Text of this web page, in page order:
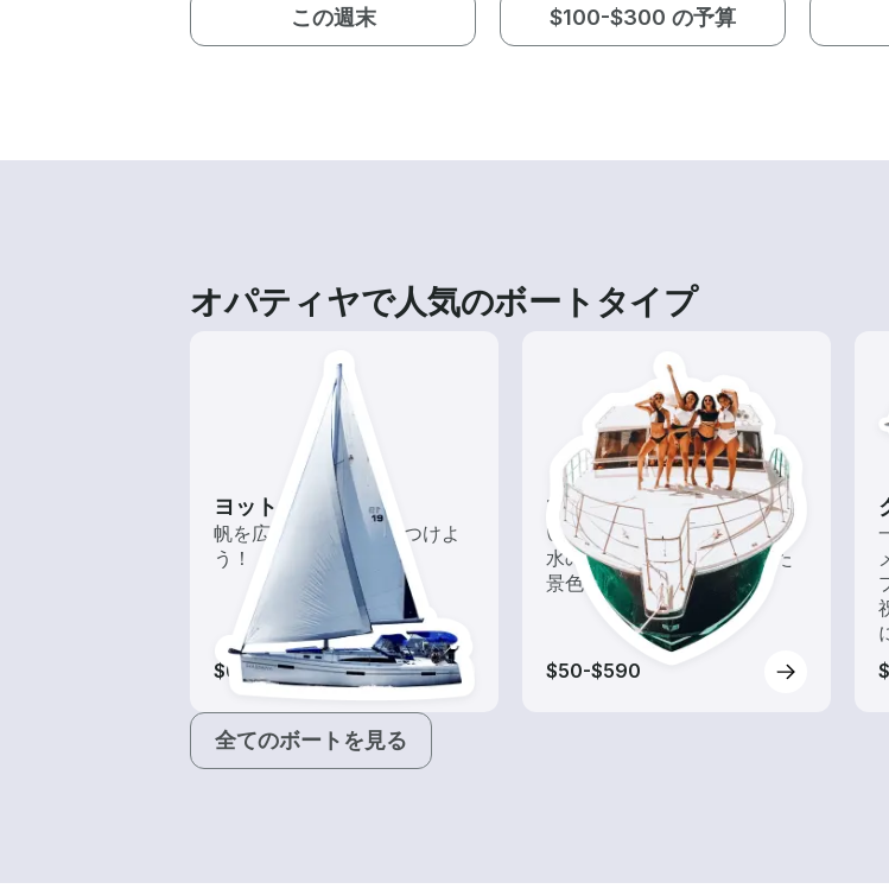
この週末 $100-$300 の予算
オパティヤで人気のボートタイプ
ヨット
帆を広げて風を味方につけよ
う！
$65-$585
ツアー
いろんな再発見があるかも!?
水の上から眺める一味違った
景色を楽しもう！
$50-$590
全てのボートを見る